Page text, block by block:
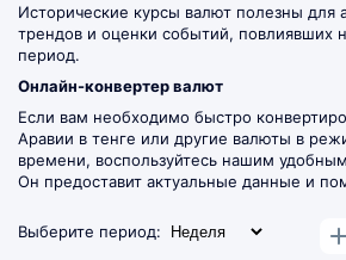
Исторические курсы валют полезны для
трендов и оценки событий, повлиявших
период.
Онлайн-конвертер валют
Если вам необходимо быстро
Аравии в тенге или другие валюты в
времени, воспользуйтесь нашим удобным
Он предоставит актуальные данные и
Выберите период: